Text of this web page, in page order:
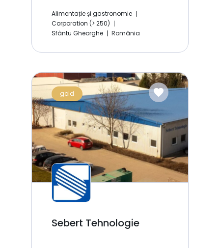
Alimentație și gastronomie
Corporation (> 250)
Sfântu Gheorghe
România
gold favorite
Sebert Tehnologie